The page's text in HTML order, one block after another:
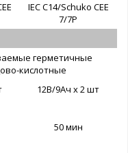
IEC C14/Schuko CEE
7/7P
герметичные
кислотные
12В/9Ач х 2 шт
50 мин